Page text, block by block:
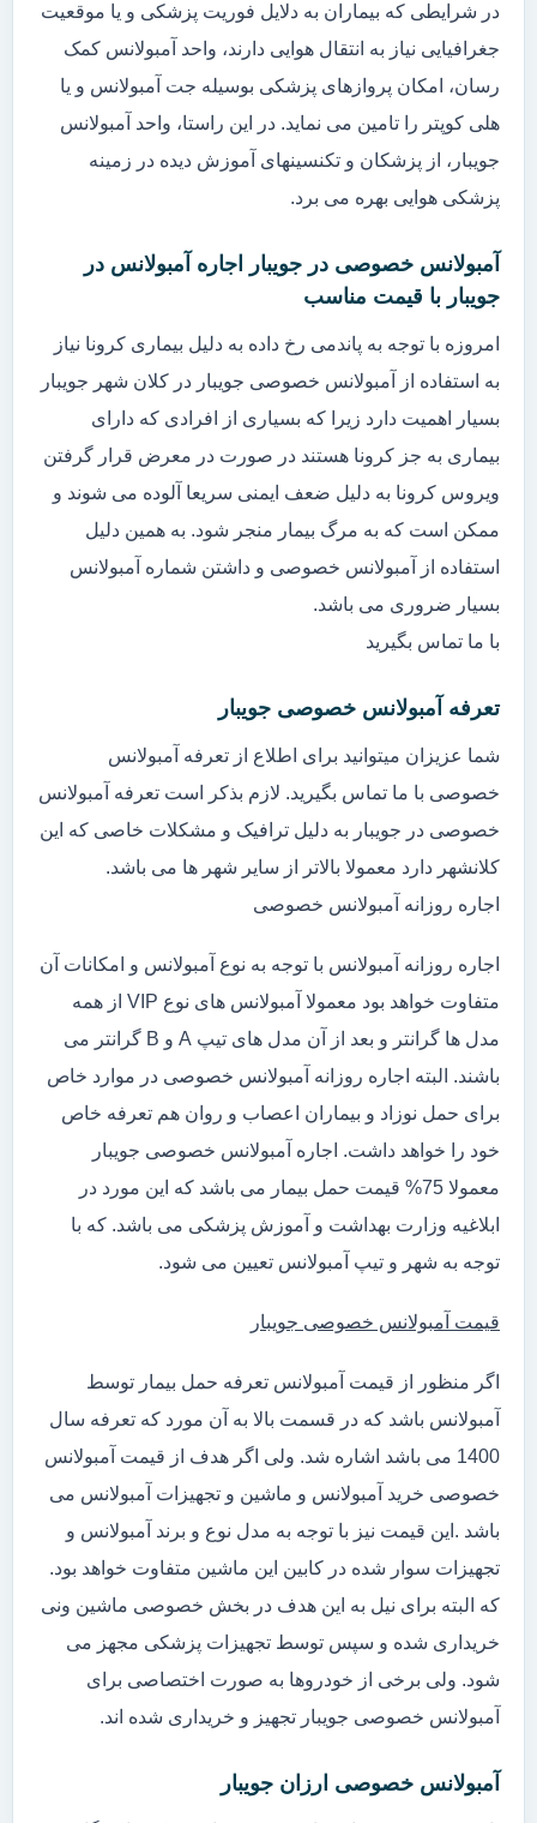
در شرایطی که بیماران به دلایل فوریت پزشکی و یا موقعیت
جغرافیایی نیاز به انتقال هوایی دارند، واحد آمبولانس کمک
رسان، امکان پروازهای پزشکی بوسیله جت آمبولانس و یا
هلی کوپتر را تامین می نماید. در این راستا، واحد آمبولانس
جویبار، از پزشکان و تکنسینهای آموزش دیده در زمینه
پزشکی هوایی بهره می برد.
آمبولانس خصوصی در جویبار اجاره آمبولانس در
جویبار با قیمت مناسب
امروزه با توجه به پاندمی رخ داده به دلیل بیماری کرونا نیاز
به استفاده از آمبولانس خصوصی جویبار در کلان شهر جویبار
بسیار اهمیت دارد زیرا که بسیاری از افرادی که دارای
بیماری به جز کرونا هستند در صورت در معرض قرار گرفتن
ویروس کرونا به دلیل ضعف ایمنی سریعا آلوده می شوند و
ممکن است که به مرگ بیمار منجر شود. به همین دلیل
استفاده از آمبولانس خصوصی و داشتن شماره آمبولانس
بسیار ضروری می باشد.
با ما تماس بگیرید
تعرفه آمبولانس خصوصی جویبار
شما عزیزان میتوانید برای اطلاع از تعرفه آمبولانس
خصوصی با ما تماس بگیرید. لازم بذکر است تعرفه آمبولانس
خصوصی در جویبار به دلیل ترافیک و مشکلات خاصی که این
کلانشهر دارد معمولا بالاتر از سایر شهر ها می باشد.
اجاره روزانه آمبولانس خصوصی
اجاره روزانه آمبولانس با توجه به نوع آمبولانس و امکانات آن
متفاوت خواهد بود معمولا آمبولانس های نوع VIP از همه
مدل ها گرانتر و بعد از آن مدل های تیپ A و B گرانتر می
باشند. البته اجاره روزانه آمبولانس خصوصی در موارد خاص
برای حمل نوزاد و بیماران اعصاب و روان هم تعرفه خاص
خود را خواهد داشت. اجاره آمبولانس خصوصی جویبار
معمولا 75% قیمت حمل بیمار می باشد که این مورد در
ابلاغیه وزارت بهداشت و آموزش پزشکی می باشد. که با
توجه به شهر و تیپ آمبولانس تعیین می شود.
قیمت آمبولانس خصوصی جویبار
اگر منظور از قیمت آمبولانس تعرفه حمل بیمار توسط
آمبولانس باشد که در قسمت بالا به آن مورد که تعرفه سال
1400 می باشد اشاره شد. ولی اگر هدف از قیمت آمبولانس
خصوصی خرید آمبولانس و ماشین و تجهیزات آمبولانس می
باشد .این قیمت نیز با توجه به مدل نوع و برند آمبولانس و
تجهیزات سوار شده در کابین این ماشین متفاوت خواهد بود.
که البته برای نیل به این هدف در بخش خصوصی ماشین ونی
خریداری شده و سپس توسط تجهیزات پزشکی مجهز می
شود. ولی برخی از خودروها به صورت اختصاصی برای
آمبولانس خصوصی جویبار تجهیز و خریداری شده اند.
آمبولانس خصوصی ارزان جویبار